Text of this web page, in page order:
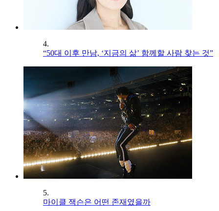
4.
“50대 이후 만남, ‘지금의 삶’ 함께할 사람 찾는 것”
5.
마이클 잭슨은 어떤 존재였을까